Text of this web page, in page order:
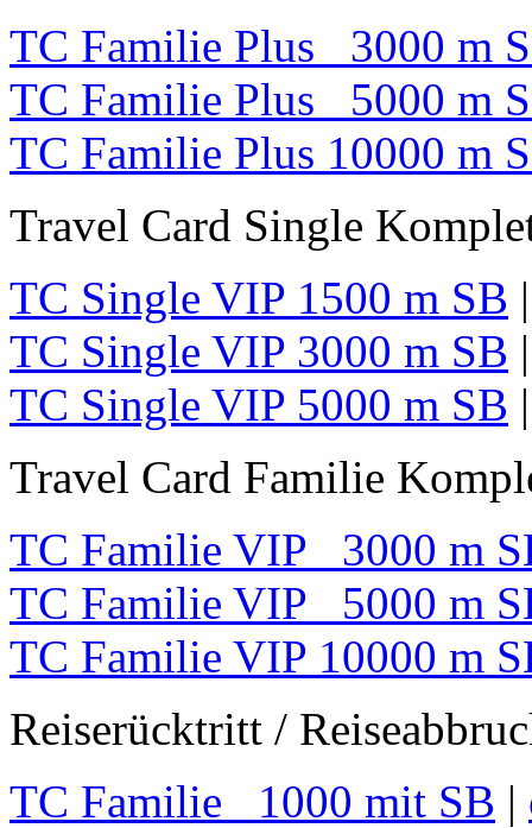
TC Familie Plus 3000 m
TC Familie Plus 5000 m
TC Familie Plus 10000 m
Travel Card Single
TC Single VIP 1500 m SB
TC Single VIP 3000 m SB
TC Single VIP 5000 m SB
Travel Card Familie
TC Familie VIP 3000 m
TC Familie VIP 5000 m
TC Familie VIP 10000 m
Reiserücktritt /
TC Familie 1000 mit SB |